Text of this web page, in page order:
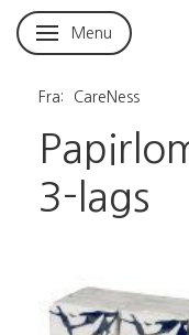
Skifte navigation
Menu
Fra: CareNess
3-lags